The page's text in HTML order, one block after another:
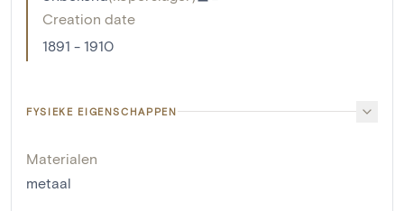
Creation date
1891 - 1910
FYSIEKE EIGENSCHAPPEN
Materialen
metaal